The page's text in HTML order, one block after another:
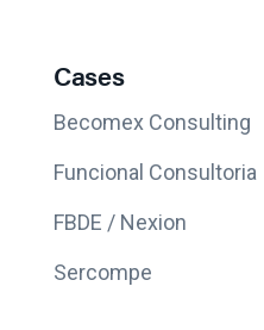
Cases
Becomex Consulting
Funcional Consultoria
FBDE / Nexion
Sercompe